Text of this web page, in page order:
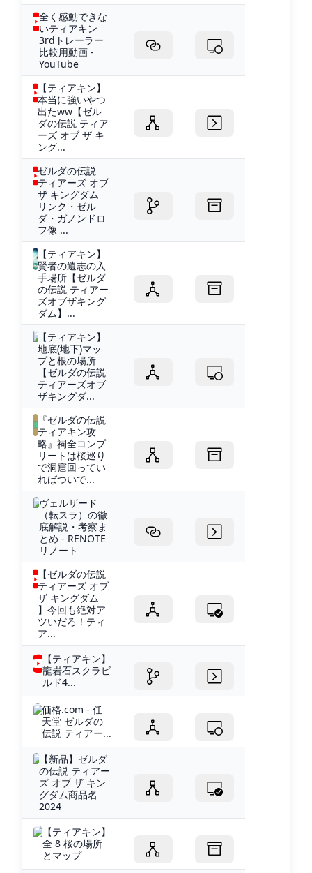
全く感動できな
いティアキン
3rdトレーラー
比較用動画 -
YouTube
【ティアキン】
本当に強いやつ
出たww【ゼル
ダの伝説 ティア
ーズ オブ ザ キ
ング...
ゼルダの伝説
ティアーズ オブ
ザ キングダム
リンク・ゼル
ダ・ガノンドロ
フ像 ...
【ティアキン】
賢者の遺志の入
手場所【ゼルダ
の伝説 ティアー
ズオブザキング
ダム】...
【ティアキン】
地底(地下)マッ
プと根の場所
【ゼルダの伝説
ティアーズオブ
ザキングダ...
『ゼルダの伝説
ティアキン攻
略』祠全コンプ
リートは桜巡り
で洞窟回ってい
ればついで...
ヴェルザード
（転スラ）の徹
底解説・考察ま
とめ - RENOTE
リノート
【ゼルダの伝説
ティアーズ オブ
ザ キングダム
】今回も絶対ア
ツいだろ！ティ
ア...
【ティアキン】
龍岩石スクラビ
ルド4...
価格.com - 任
天堂 ゼルダの
伝説 ティアー...
【新品】ゼルダ
の伝説 ティアー
ズ オブ ザ キン
グダム商品名
2024
【ティアキン】
全 8 桜の場所
とマップ